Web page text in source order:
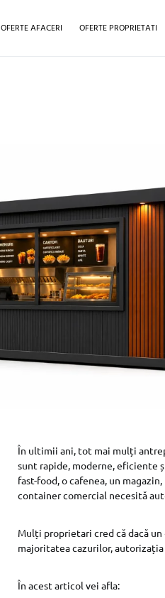
OFERTE AFACERI OFERTE PROPRIETATI
În ultimii ani, tot mai mulți
sunt rapide, moderne, eficiente
fast-food, o cafenea, un
container comercial necesită
Mulți proprietari cred că dacă
majoritatea cazurilor,
În acest articol vei afla: